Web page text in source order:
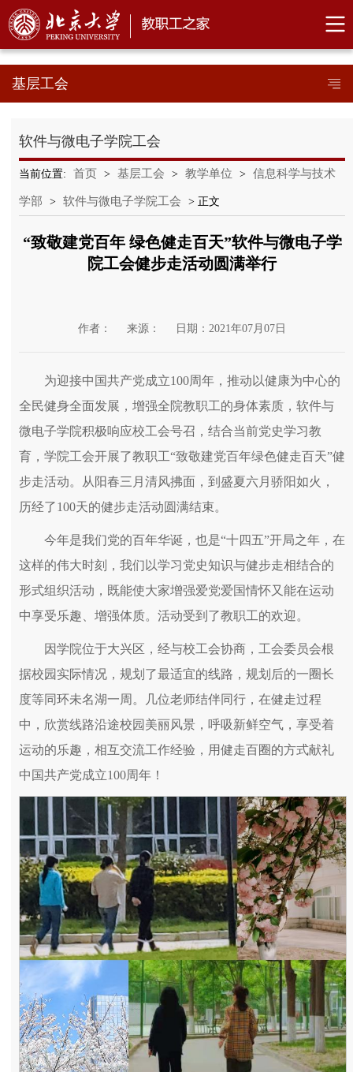
基层工会
软件与微电子学院工会
当前位置: 首页 > 基层工会 > 教学单位 > 信息科学与技术
学部 > 软件与微电子学院工会 > 正文
“致敬建党百年 绿色健走百天”软件与微电子学
院工会健步走活动圆满举行
作者： 来源： 日期：2021年07月07日
为迎接中国共产党成立100周年，推动以健康为中心的
全民健身全面发展，增强全院教职工的身体素质，软件与
微电子学院积极响应校工会号召，结合当前党史学习教
育，学院工会开展了教职工“致敬建党百年绿色健走百天”健
步走活动。从阳春三月清风拂面，到盛夏六月骄阳如火，
历经了100天的健步走活动圆满结束。
今年是我们党的百年华诞，也是“十四五”开局之年，在
这样的伟大时刻，我们以学习党史知识与健步走相结合的
形式组织活动，既能使大家增强爱党爱国情怀又能在运动
中享受乐趣、增强体质。活动受到了教职工的欢迎。
因学院位于大兴区，经与校工会协商，工会委员会根
据校园实际情况，规划了最适宜的线路，规划后的一圈长
度等同环未名湖一周。几位老师结伴同行，在健走过程
中，欣赏线路沿途校园美丽风景，呼吸新鲜空气，享受着
运动的乐趣，相互交流工作经验，用健走百圈的方式献礼
中国共产党成立100周年！